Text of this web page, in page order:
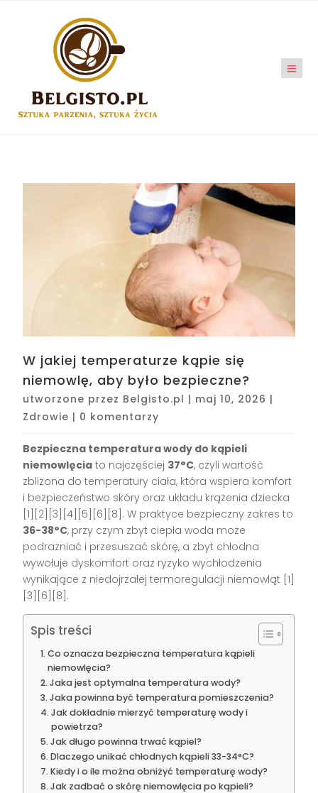
W jakiej temperaturze kąpie się
niemowlę, aby było bezpieczne?
utworzone przez Belgisto.pl | maj 10, 2026 |
Zdrowie | 0 komentarzy
Bezpieczna temperatura wody do kąpieli
niemowlęcia to najczęściej 37°C, czyli wartość
zbliżona do temperatury ciała, która wspiera komfort
i bezpieczeństwo skóry oraz układu krążenia dziecka
[1][2][3][4][5][6][8]. W praktyce bezpieczny zakres to
36-38°C, przy czym zbyt ciepła woda może
podrażniać i przesuszać skórę, a zbyt chłodna
wywołuje dyskomfort oraz ryzyko wychłodzenia
wynikające z niedojrzałej termoregulacji niemowląt [1]
[3][6][8].
Spis treści
Co oznacza bezpieczna temperatura kąpieli
niemowlęcia?
Jaka jest optymalna temperatura wody?
Jaka powinna być temperatura pomieszczenia?
Jak dokładnie mierzyć temperaturę wody i
powietrza?
Jak długo powinna trwać kąpiel?
Dlaczego unikać chłodnych kąpieli 33-34°C?
Kiedy i o ile można obniżyć temperaturę wody?
Jak zadbać o skórę niemowlęcia po kąpieli?